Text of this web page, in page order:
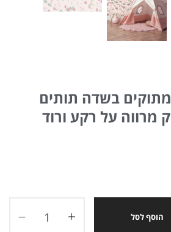
בשדה תותים
מרווה על רקע ורוד
הוסף לסל